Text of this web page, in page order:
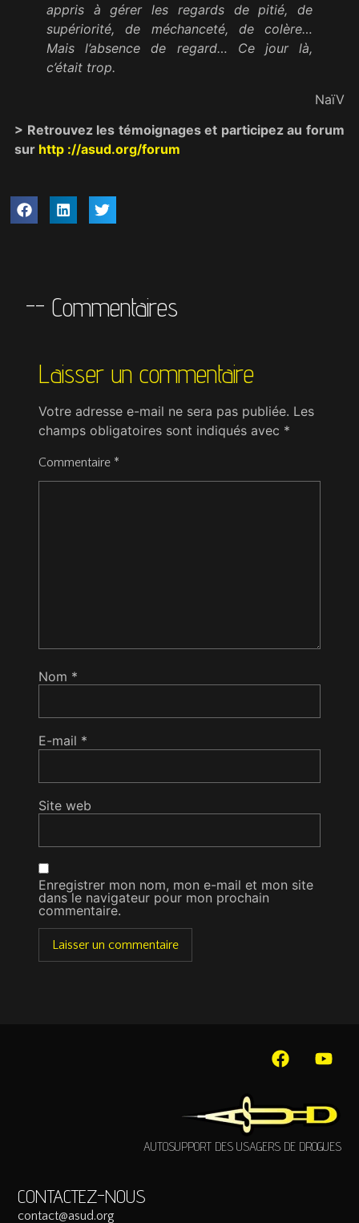
appris à gérer les regards de pitié, de
supériorité, de méchanceté, de colère…
Mais l’absence de regard… Ce jour là,
c’était trop.
NaïV
> Retrouvez les témoignages et participez au forum
sur http ://asud.org/forum
-- Commentaires
Laisser un commentaire
Votre adresse e-mail ne sera pas publiée. Les
champs obligatoires sont indiqués avec *
Commentaire *
Nom *
E-mail *
Site web
Enregistrer mon nom, mon e-mail et mon site
dans le navigateur pour mon prochain
commentaire.
AUTOSUPPORT DES USAGERS DE DROGUES
CONTACTEZ-NOUS
contact@asud.org